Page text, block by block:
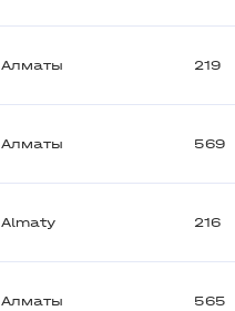
Алматы 219
Алматы 569
Almaty 216
Алматы 565